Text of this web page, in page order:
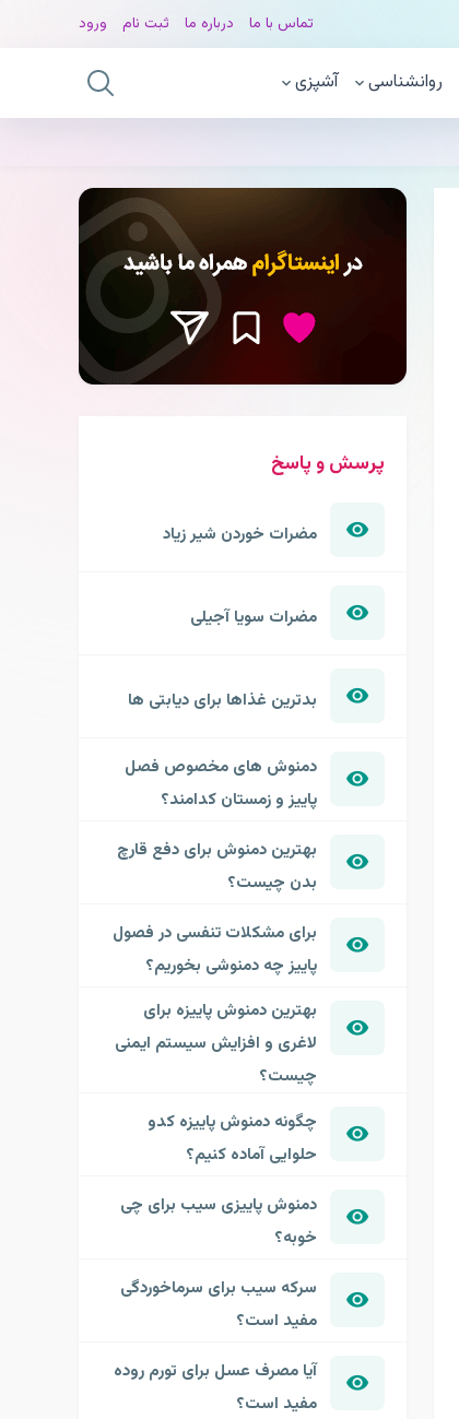
تماس با ما درباره ما ثبت نام ورود
روانشناسی آشپزی
پرسش و پاسخ
مضرات خوردن شیر زیاد
مضرات سویا آجیلی
بدترین غذاها برای دیابتی ها
دمنوش های مخصوص فصل
پاییز و زمستان کدامند؟
بهترین دمنوش برای دفع قارچ
بدن چیست؟
برای مشکلات تنفسی در فصول
پاییز چه دمنوشی بخوریم؟
بهترین دمنوش پاییزه برای
لاغری و افزایش سیستم ایمنی
چیست؟
چگونه دمنوش پاییزه کدو
حلوایی آماده کنیم؟
دمنوش پاییزی سیب برای چی
خوبه؟
سرکه سیب برای سرماخوردگی
مفید است؟
آیا مصرف عسل برای تورم روده
مفید است؟